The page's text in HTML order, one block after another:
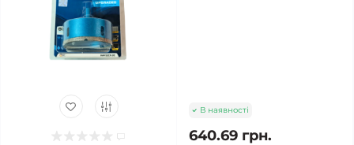
В наявності
640.69 грн.